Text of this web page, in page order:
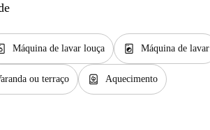
Máquina de lavar louça local_laundry_service Máquina de lavar
ou terraço water_heater Aquecimento